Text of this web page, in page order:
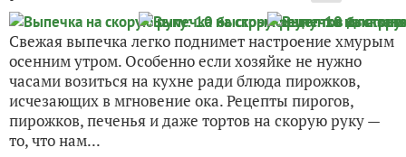
Свежая выпечка легко поднимет настроение хмурым
осенним утром. Особенно если хозяйке не нужно
часами возиться на кухне ради блюда пирожков,
исчезающих в мгновение ока. Рецепты пирогов,
пирожков, печенья и даже тортов на скорую руку —
то, что нам...